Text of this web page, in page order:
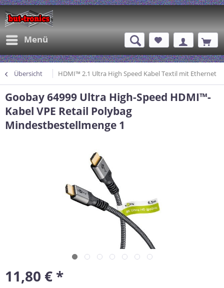
Menü
Übersicht HDMI™ 2.1 Ultra High Speed Kabel Textil mit Ethernet
Goobay 64999 Ultra High-Speed HDMI™-
Kabel VPE Retail Polybag
Mindestbestellmenge 1
11,80 € *